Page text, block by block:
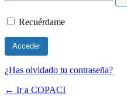
Recuérdame
¿Has olvidado tu contraseña?
← Ir a COPACI